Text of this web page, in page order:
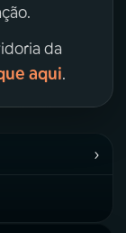
da
aqui.
›